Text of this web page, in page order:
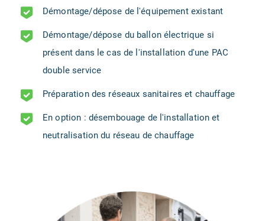
Démontage/dépose de l'équipement existant
Démontage/dépose du ballon électrique si
présent dans le cas de l'installation d'une PAC
double service
Préparation des réseaux sanitaires et chauffage
En option : désembouage de l'installation et
neutralisation du réseau de chauffage